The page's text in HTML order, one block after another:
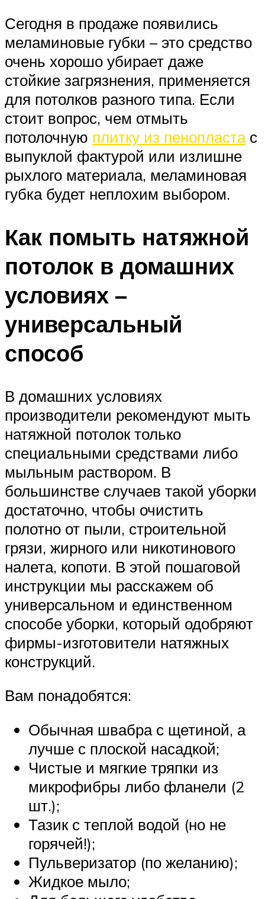
Сегодня в продаже появились
меламиновые губки – это средство
очень хорошо убирает даже
стойкие загрязнения, применяется
для потолков разного типа. Если
стоит вопрос, чем отмыть
потолочную плитку из пенопластас
выпуклой фактурой или излишне
рыхлого материала, меламиновая
губка будет неплохим выбором.
Как помыть натяжной
потолок в домашних
условиях –
универсальный
способ
В домашних условиях
производители рекомендуют мыть
натяжной потолок только
специальными средствами либо
мыльным раствором. В
большинстве случаев такой уборки
достаточно, чтобы очистить
полотно от пыли, строительной
грязи, жирного или никотинового
налета, копоти. В этой пошаговой
инструкции мы расскажем об
универсальном и единственном
способе уборки, который одобряют
фирмы-изготовители натяжных
конструкций.
Вам понадобятся:
Обычная швабра с щетиной, а
лучше с плоской насадкой;
Чистые и мягкие тряпки из
микрофибры либо фланели (2
шт.);
Тазик с теплой водой (но не
горячей!);
Пульверизатор (по желанию);
Жидкое мыло;